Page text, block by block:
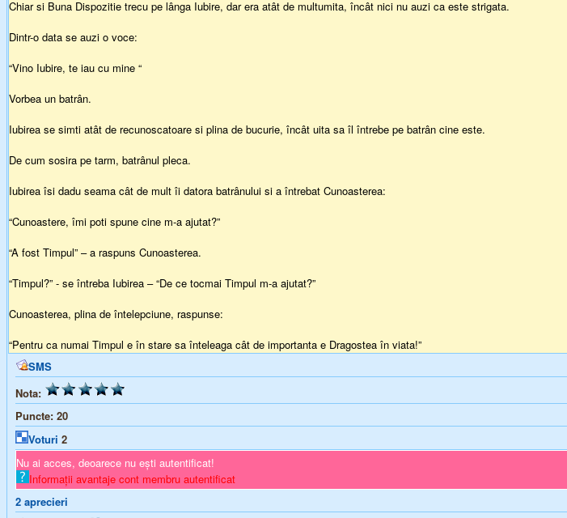
Chiar si Buna Dispozitie trecu pe lânga Iubire, dar era atât de multumita, încât nici nu auzi ca este strigata.
Dintr-o data se auzi o voce:
“Vino Iubire, te iau cu mine “
Vorbea un batrân.
Iubirea se simti atât de recunoscatoare si plina de bucurie, încât uita sa îl întrebe pe batrân cine este.
De cum sosira pe tarm, batrânul pleca.
Iubirea îsi dadu seama cât de mult îi datora batrânului si a întrebat Cunoasterea:
“Cunoastere, îmi poti spune cine m-a ajutat?”
“A fost Timpul” – a raspuns Cunoasterea.
“Timpul?” - se întreba Iubirea – “De ce tocmai Timpul m-a ajutat?”
Cunoasterea, plina de întelepciune, raspunse:
“Pentru ca numai Timpul e în stare sa înteleaga cât de importanta e Dragostea în viata!”
SMS
Nota:
Puncte: 20
Voturi 2
Nu ai acces, deoarece nu ești autentificat!
Informații avantaje cont membru autentificat
2 aprecieri